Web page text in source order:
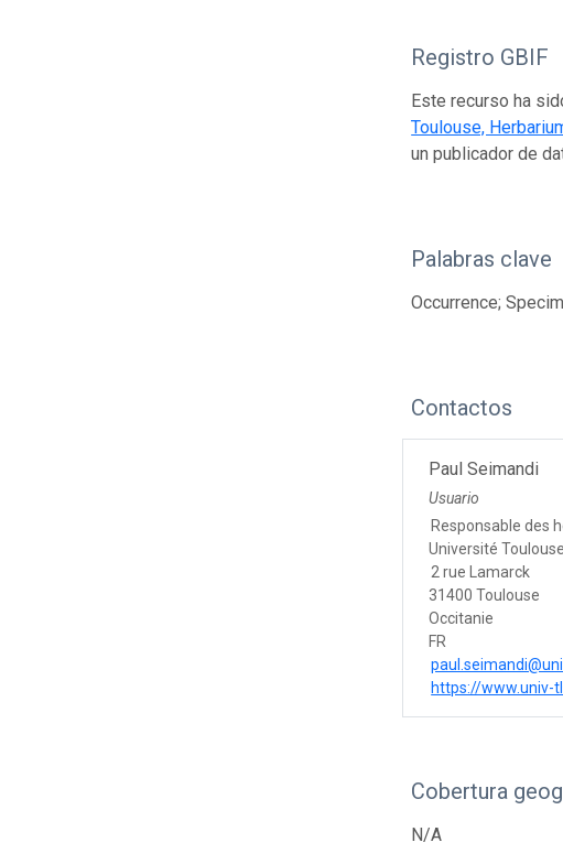
Registro GBIF
Este recurso ha
Toulouse,
un publicador de
Palabras clave
Occurrence;
Contactos
Paul Seimandi
Usuario
Responsable des
Université
2 rue Lamarck
31400 Toulouse
Occitanie
FR
https://www.univ-
Cobertura
N/A